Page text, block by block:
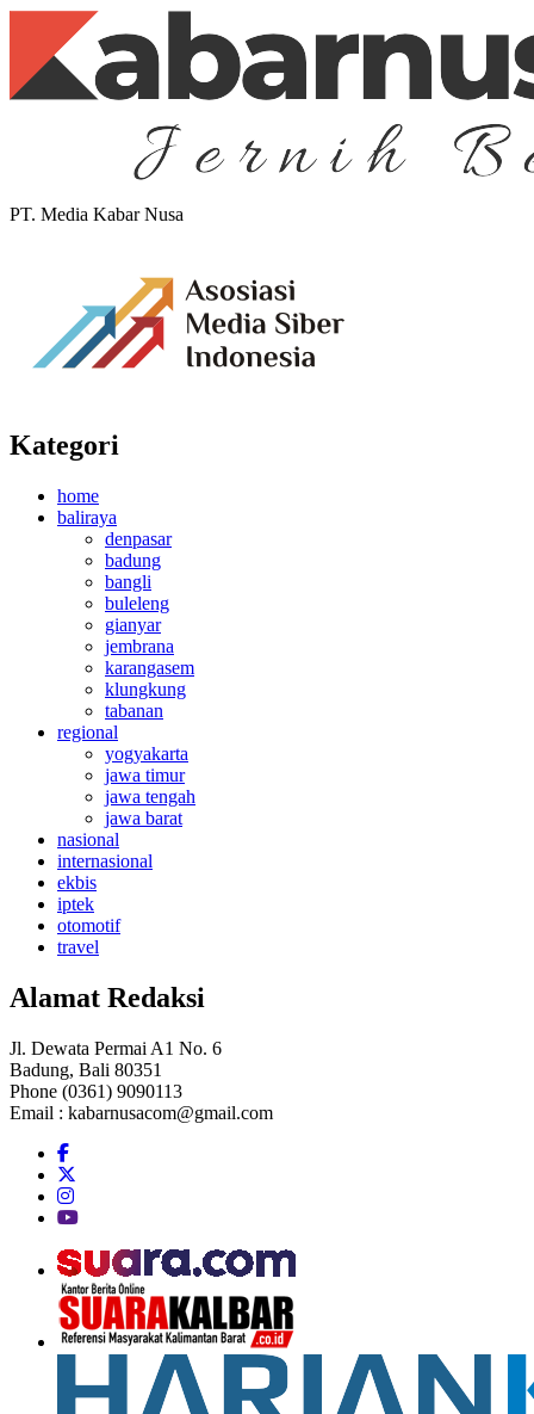
PT. Media Kabar Nusa
Kategori
home
baliraya
denpasar
badung
bangli
buleleng
gianyar
jembrana
karangasem
klungkung
tabanan
regional
yogyakarta
jawa timur
jawa tengah
jawa barat
nasional
internasional
ekbis
iptek
otomotif
travel
Alamat Redaksi
Jl. Dewata Permai A1 No. 6
Badung, Bali 80351
Phone (0361) 9090113
Email : kabarnusacom@gmail.com